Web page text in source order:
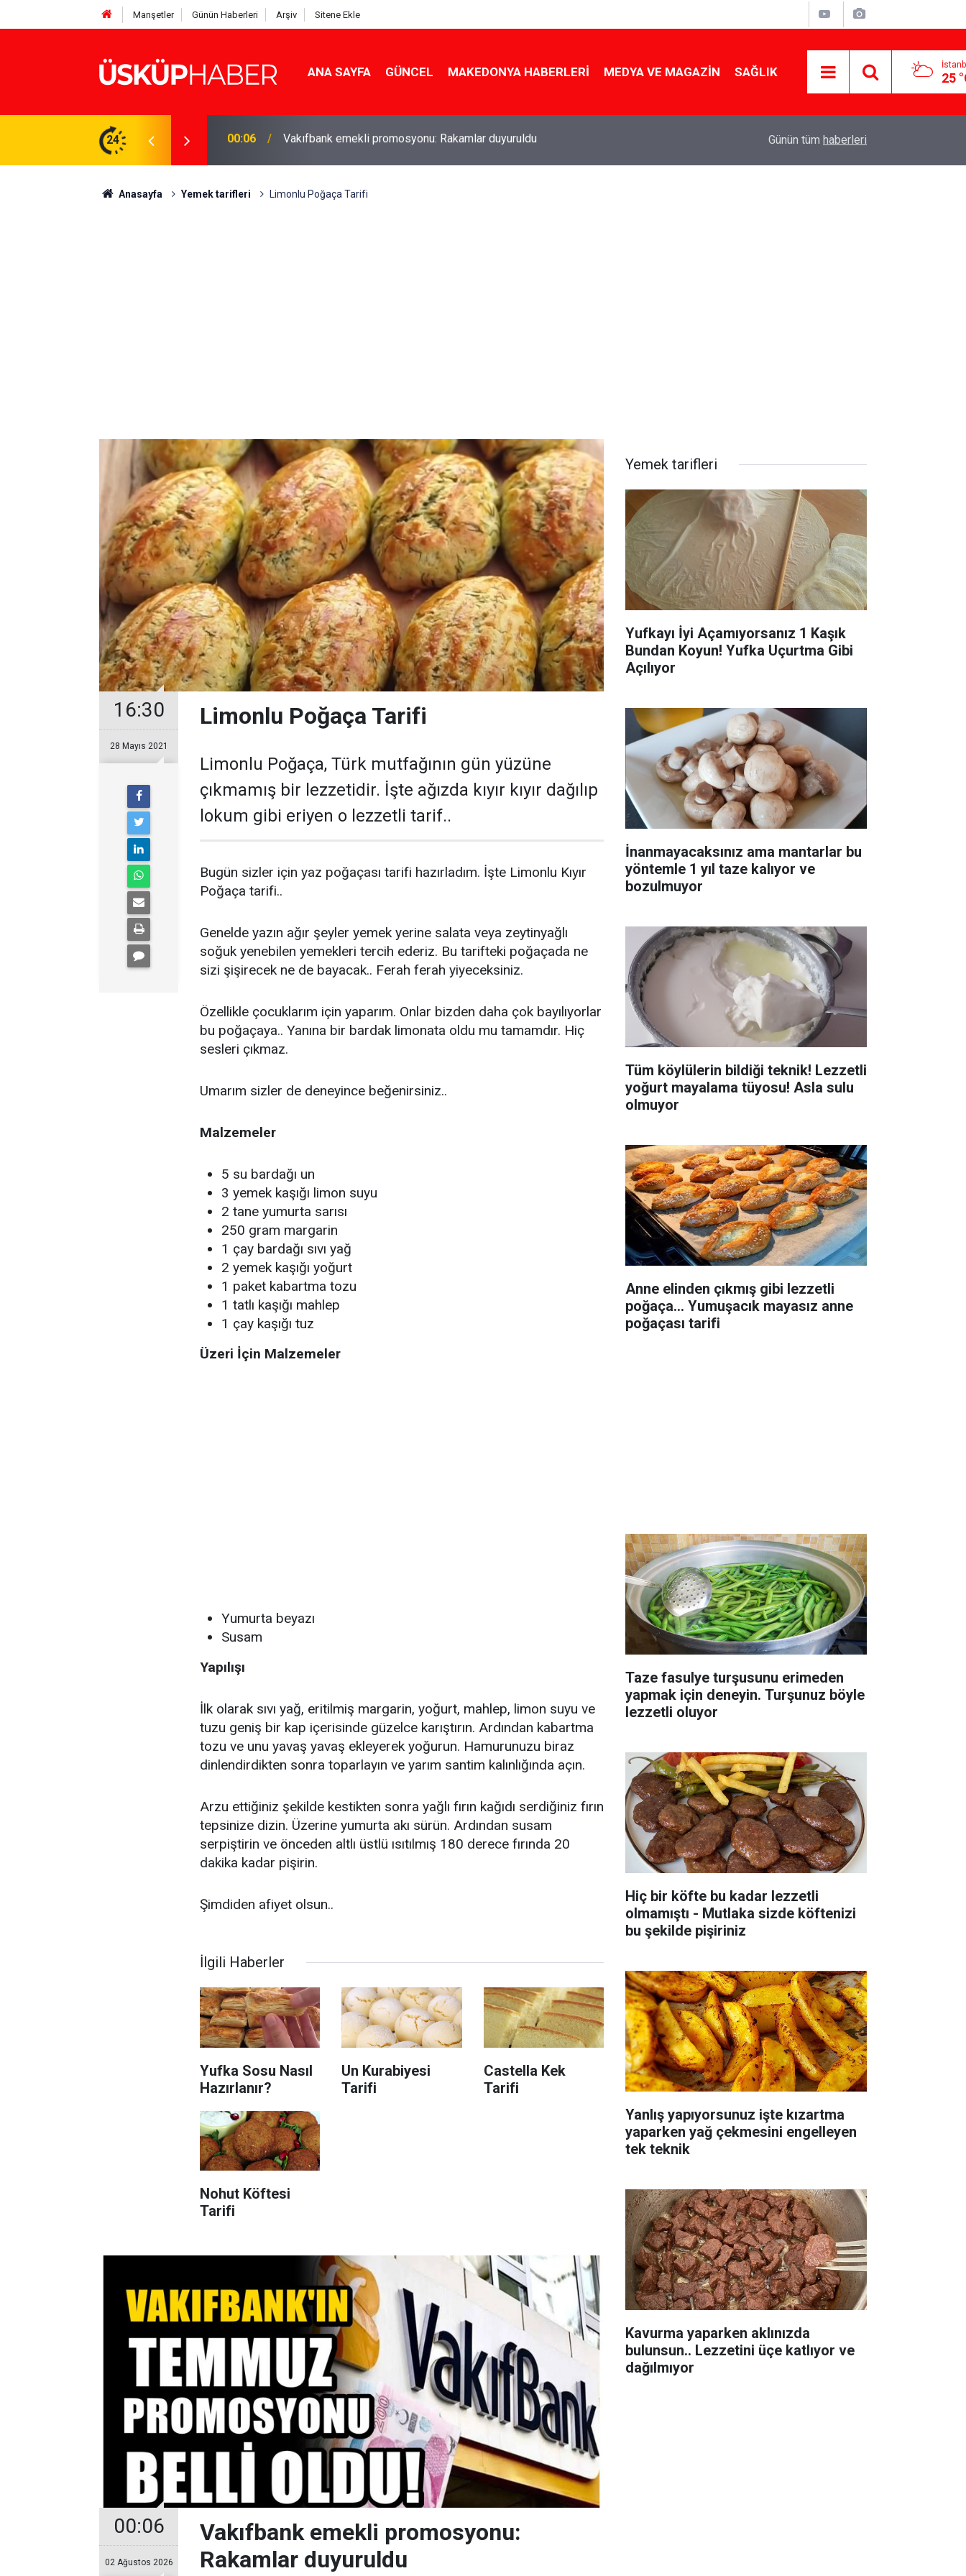
Manşetler Günün Haberleri Arşiv Sitene Ekle
ANA SAYFA GÜNCEL MAKEDONYA HABERLERI MEDYA VE MAGAZIN SAĞLIK 25
24 19:21 Gözde oldu! Hem köy hem mahalle hayatı iç içe! İzmir'deki doğal semt
yapmanın sırrı
Günün tüm haberleri
Anasayfa Yemek tarifleri Limonlu Poğaça Tarifi
16:30
28 Mayıs 2021
Limonlu Poğaça Tarifi
Limonlu Poğaça, Türk mutfağının gün yüzüne
çıkmamış bir lezzetidir. İşte ağızda kıyır kıyır dağılıp
lokum gibi eriyen o lezzetli tarif..
Bugün sizler için yaz poğaçası tarifi hazırladım. İşte Limonlu Kıyır
Poğaça tarifi..
Genelde yazın ağır şeyler yemek yerine salata veya zeytinyağlı
soğuk yenebilen yemekleri tercih ederiz. Bu tarifteki poğaçada ne
sizi şişirecek ne de bayacak.. Ferah ferah yiyeceksiniz.
Özellikle çocuklarım için yaparım. Onlar bizden daha çok bayılıyorlar
bu poğaçaya.. Yanına bir bardak limonata oldu mu tamamdır. Hiç
sesleri çıkmaz.
Umarım sizler de deneyince beğenirsiniz..
Malzemeler
5 su bardağı un
3 yemek kaşığı limon suyu
2 tane yumurta sarısı
250 gram margarin
1 çay bardağı sıvı yağ
2 yemek kaşığı yoğurt
1 paket kabartma tozu
1 tatlı kaşığı mahlep
1 çay kaşığı tuz
Üzeri İçin Malzemeler
Yumurta beyazı
Susam
Yapılışı
İlk olarak sıvı yağ, eritilmiş margarin, yoğurt, mahlep, limon suyu ve
tuzu geniş bir kap içerisinde güzelce karıştırın. Ardından kabartma
tozu ve unu yavaş yavaş ekleyerek yoğurun. Hamurunuzu biraz
dinlendirdikten sonra toparlayın ve yarım santim kalınlığında açın.
Arzu ettiğiniz şekilde kestikten sonra yağlı fırın kağıdı serdiğiniz fırın
tepsinize dizin. Üzerine yumurta akı sürün. Ardından susam
serpiştirin ve önceden altlı üstlü ısıtılmış 180 derece fırında 20
dakika kadar pişirin.
Şimdiden afiyet olsun..
İlgili Haberler
Yufka Sosu Nasıl
Hazırlanır?
Un Kurabiyesi
Tarifi
Castella Kek
Tarifi
Nohut Köftesi
Tarifi
00:06
02 Ağustos 2026
Vakıfbank emekli promosyonu:
Rakamlar duyuruldu
Yemek tarifleri
Yufkayı İyi Açamıyorsanız 1 Kaşık
Bundan Koyun! Yufka Uçurtma Gibi
Açılıyor
İnanmayacaksınız ama mantarlar bu
yöntemle 1 yıl taze kalıyor ve
bozulmuyor
Tüm köylülerin bildiği teknik! Lezzetli
yoğurt mayalama tüyosu! Asla sulu
olmuyor
Anne elinden çıkmış gibi lezzetli
poğaça... Yumuşacık mayasız anne
poğaçası tarifi
Taze fasulye turşusunu erimeden
yapmak için deneyin. Turşunuz böyle
lezzetli oluyor
Hiç bir köfte bu kadar lezzetli
olmamıştı - Mutlaka sizde köftenizi
bu şekilde pişiriniz
Yanlış yapıyorsunuz işte kızartma
yaparken yağ çekmesini engelleyen
tek teknik
Kavurma yaparken aklınızda
bulunsun.. Lezzetini üçe katlıyor ve
dağılmıyor